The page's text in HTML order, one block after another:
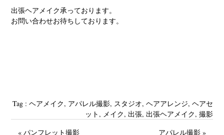
出張ヘアメイク承っております。
お問い合わせお待ちしております。
Tag : ‪ヘアメイク, アパレル撮影, スタジオ‬, ヘアアレンジ, ヘアセ
ット, メイク, 出張, 出張ヘアメイク, 撮影
« パンフレット撮影
アパレル撮影 »